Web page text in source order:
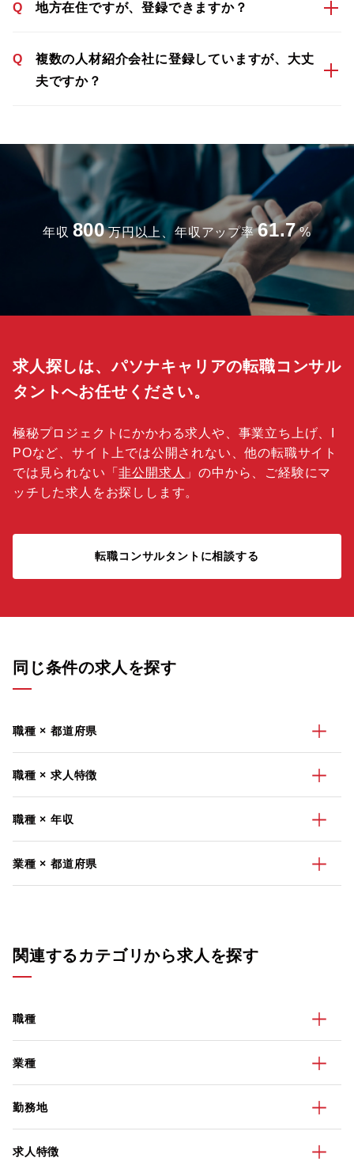
Q 地方在住ですが、登録できますか？
Q
複数の人材紹介会社に登録していますが、大丈
夫ですか？
年収 800 万円以上、年収アップ率 61.7 %
求人探しは、パソナキャリアの転職コンサル
タントへお任せください。
極秘プロジェクトにかかわる求人や、事業立ち上げ、I
POなど、サイト上では公開されない、他の転職サイト
では見られない「非公開求人 」の中から、ご経験にマ
ッチした求人をお探しします。
転職コンサルタントに相談する
同じ条件の求人を探す
職種 × 都道府県
職種 × 求人特徴
職種 × 年収
業種 × 都道府県
関連するカテゴリから求人を探す
職種
業種
勤務地
求人特徴